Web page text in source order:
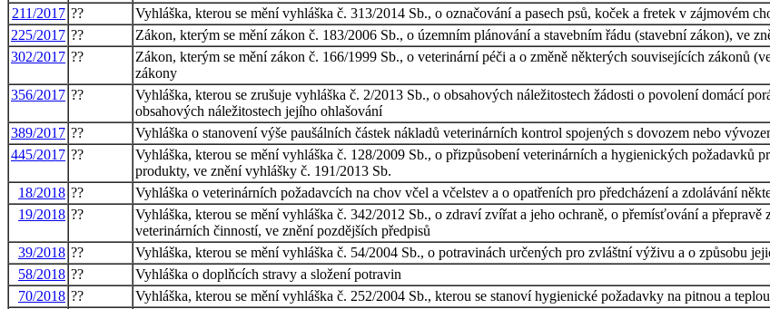
211/2017 ??
Vyhláška, kterou se mění vyhláška č. 313/2014 Sb., o označování a pasech psů, koček a fretek v zájmovém
225/2017 ??
Zákon, kterým se mění zákon č. 183/2006 Sb., o územním plánování a stavebním řádu (stavební zákon), ve
302/2017 ??
Zákon, kterým se mění zákon č. 166/1999 Sb., o veterinární péči a o změně některých souvisejících zákonů
zákony
356/2017 ??
Vyhláška, kterou se zrušuje vyhláška č. 2/2013 Sb., o obsahových náležitostech žádosti o povolení domácí
obsahových náležitostech jejího ohlašování
389/2017 ??
Vyhláška o stanovení výše paušálních částek nákladů veterinárních kontrol spojených s dovozem nebo
445/2017 ??
Vyhláška, kterou se mění vyhláška č. 128/2009 Sb., o přizpůsobení veterinárních a hygienických požadavků
produkty, ve znění vyhlášky č. 191/2013 Sb.
18/2018 ??
Vyhláška o veterinárních požadavcích na chov včel a včelstev a o opatřeních pro předcházení a zdolávání
19/2018 ??
Vyhláška, kterou se mění vyhláška č. 342/2012 Sb., o zdraví zvířat a jeho ochraně, o přemísťování a
veterinárních činností, ve znění pozdějších předpisů
39/2018 ??
Vyhláška, kterou se mění vyhláška č. 54/2004 Sb., o potravinách určených pro zvláštní výživu a o způsobu
58/2018 ??
Vyhláška o doplňcích stravy a složení potravin
70/2018 ??
Vyhláška, kterou se mění vyhláška č. 252/2004 Sb., kterou se stanoví hygienické požadavky na pitnou a